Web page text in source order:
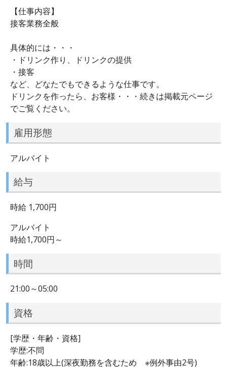
【仕事内容】
接客業務全般
具体的には・・・
・ドリンク作り、ドリンクの提供
・接客
など、どなたでもできるような仕事です。
ドリンクを作ったら、お客様・・・続きは掲載元ページ
でご覧ください。
雇用形態
アルバイト
給与
時給 1,700円
アルバイト
時給1,700円～
時間
21:00～05:00
資格
[学歴・年齢・資格]
学歴:不問
年齢:18歳以上(深夜勤務を含むため ※例外事由2号)